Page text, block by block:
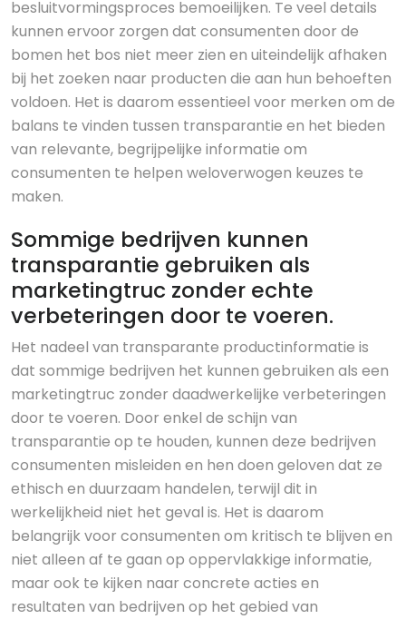
besluitvormingsproces bemoeilijken. Te veel details
kunnen ervoor zorgen dat consumenten door de
bomen het bos niet meer zien en uiteindelijk afhaken
bij het zoeken naar producten die aan hun behoeften
voldoen. Het is daarom essentieel voor merken om de
balans te vinden tussen transparantie en het bieden
van relevante, begrijpelijke informatie om
consumenten te helpen weloverwogen keuzes te
maken.
Sommige bedrijven kunnen
transparantie gebruiken als
marketingtruc zonder echte
verbeteringen door te voeren.
Het nadeel van transparante productinformatie is
dat sommige bedrijven het kunnen gebruiken als een
marketingtruc zonder daadwerkelijke verbeteringen
door te voeren. Door enkel de schijn van
transparantie op te houden, kunnen deze bedrijven
consumenten misleiden en hen doen geloven dat ze
ethisch en duurzaam handelen, terwijl dit in
werkelijkheid niet het geval is. Het is daarom
belangrijk voor consumenten om kritisch te blijven en
niet alleen af te gaan op oppervlakkige informatie,
maar ook te kijken naar concrete acties en
resultaten van bedrijven op het gebied van